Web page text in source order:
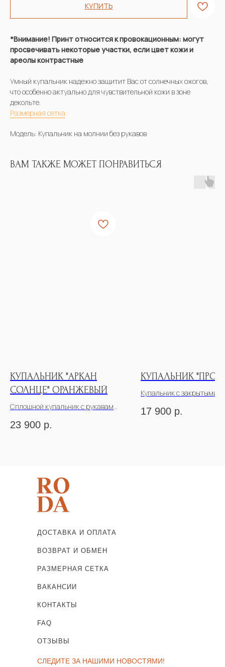
КУПИТЬ
*Внимание! Принт относится к провокационным: могут
просвечивать некоторые участки, если цвет кожи и
ареолы контрастные
Умный купальник надежно защитит Вас от солнечных ожогов,
что особенно актуально для чувствительной кожи в зоне
декольте.
Размерная сетка
Модель: Купальник на молнии без рукавов
ВАМ ТАКЖЕ МОЖЕТ ПОНРАВИТЬСЯ
КУПАЛЬНИК "АРКАН
СОЛНЦЕ" ОРАНЖЕВЫЙ
Сплошной купальник с рукавами
23 900 р.
КУПАЛЬНИК
Купальник с закрытыми
17 900 р.
РАЗМЕРНАЯ СЕТКА
ДОСТАВКА И ОПЛАТА
КОНТАКТЫ
FAQ
ОТЗЫВЫ
СЛЕДИТЕ ЗА НАШИМИ НОВОСТЯМИ!
ВОЗВРАТ И ОБМЕН
ВАКАНСИИ